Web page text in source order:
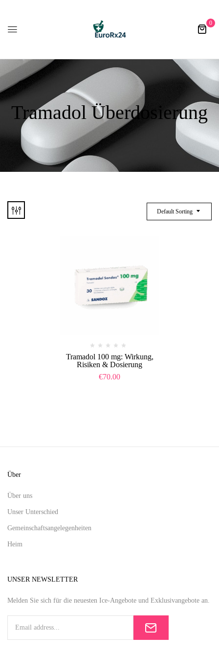
0
Tramadol Überdosierung
Default Sorting
Tramadol 100 mg: Wirkung,
Risiken & Dosierung
€70.00
Über
Über uns
Unser Unterschied
Gemeinschaftsangelegenheiten
Heim
UNSER NEWSLETTER
Melden Sie sich für die neuesten Ice-Angebote und Exklusivangebote an.